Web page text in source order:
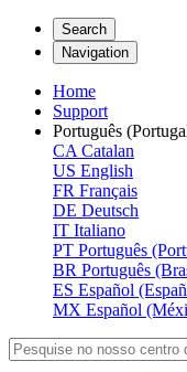
Search
Navigation
Home
Support
Português
CA Catalan
US English
FR Français
DE Deutsch
IT Italiano
PT Português
BR Português
ES Español
MX Español